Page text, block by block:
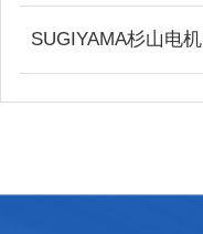
SUGIYAMA杉山电机